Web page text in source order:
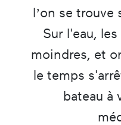
l’on se trouve
Sur l'eau,
moindres, et
le temps
bateau à